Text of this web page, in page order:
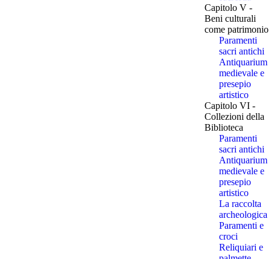
Capitolo V -
Beni culturali
come patrimonio
Paramenti
sacri antichi
Antiquarium
medievale e
presepio
artistico
Capitolo VI -
Collezioni della
Biblioteca
Paramenti
sacri antichi
Antiquarium
medievale e
presepio
artistico
La raccolta
archeologica
Paramenti e
croci
Reliquiari e